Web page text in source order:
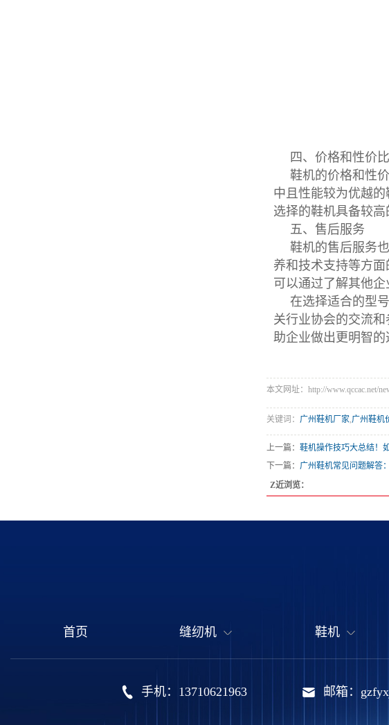
四、价格和性价比
鞋机的价格和性
中且性能较为优越
选择的鞋机具备较高
五、售后服务
鞋机的售后服务
养和技术支持等方
可以通过了解其他
在选择适合的型
关行业协会的交流
助企业做出更明智的
本文网址：http://www.qccac.net/
关键词： 广州鞋机厂家,广州鞋机
上一篇： 鞋机操作技巧大总结！
下一篇： 广州鞋机常见问题解答
Z近浏览：
首页 缝纫机 鞋机
手机：13710621963 邮箱：